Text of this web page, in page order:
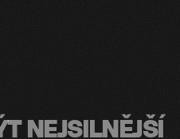
NEJSILNĚJŠÍ